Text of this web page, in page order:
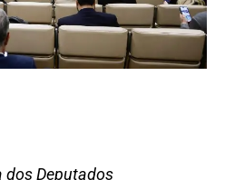
dos Deputados